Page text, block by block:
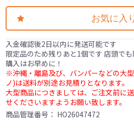
お気に入
入金確認後2日以内に発送可能です
限定品のため残りあと1個です 店頭で
購入はお早めに！
※沖縄・離島及び、バンパーなどの大
ノ)は送料が別途お見積りとなります。
大型商品につきましては、ご注文前に
せくださいますようお願い致します。
商品管理番号： HO26047472